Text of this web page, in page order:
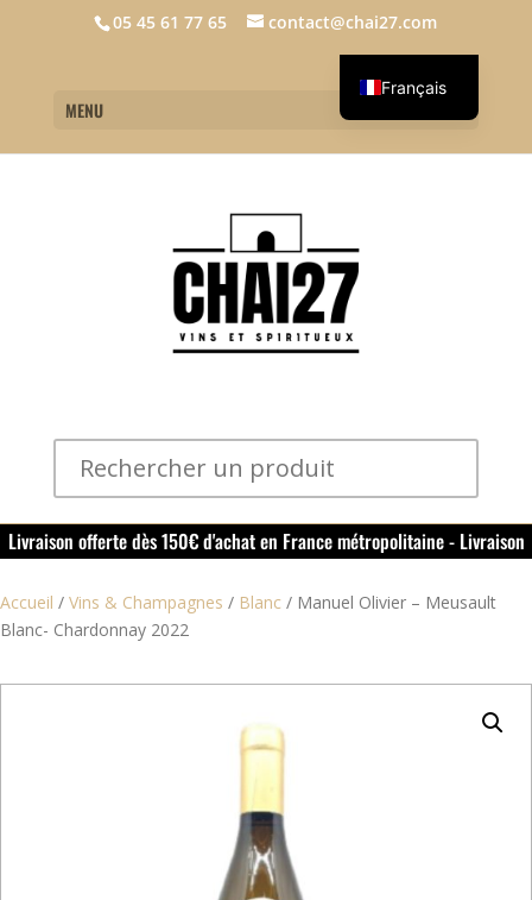
05 45 61 77 65 contact@chai27.com
MENU
Livraison offerte dès 150€ d'achat en France métropolitaine - Livraison
offerte dans le rouillacais (16) dès 50€ d'achat
Accueil / Vins & Champagnes / Blanc / Manuel Olivier – Meusault
Blanc- Chardonnay 2022
Français
English